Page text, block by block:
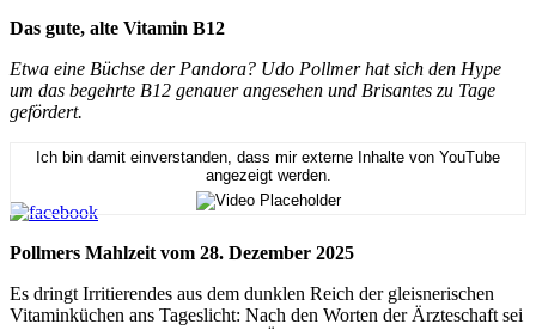
Das gute, alte Vitamin B12
Etwa eine Büchse der Pandora? Udo Pollmer hat sich den Hype
um das begehrte B12 genauer angesehen und Brisantes zu Tage
gefördert.
Ich bin damit einverstanden, dass mir externe Inhalte von YouTube
angezeigt werden.
Pollmers Mahlzeit vom 28. Dezember 2025
Es dringt Irritierendes aus dem dunklen Reich der gleisnerischen
Vitaminküchen ans Tageslicht: Nach den Worten der Ärzteschaft sei